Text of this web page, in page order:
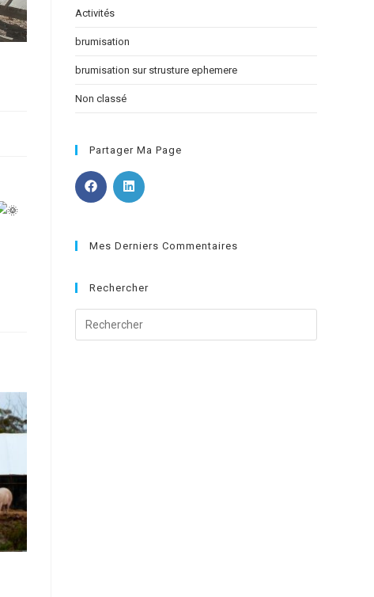
Activités
brumisation
brumisation sur strusture ephemere
Non classé
Partager Ma Page
Mes Derniers Commentaires
Rechercher